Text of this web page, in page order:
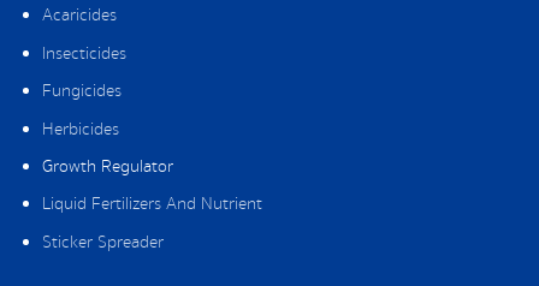
Acaricides
Insecticides
Fungicides
Herbicides
Growth Regulator
Liquid Fertilizers And Nutrient
Sticker Spreader